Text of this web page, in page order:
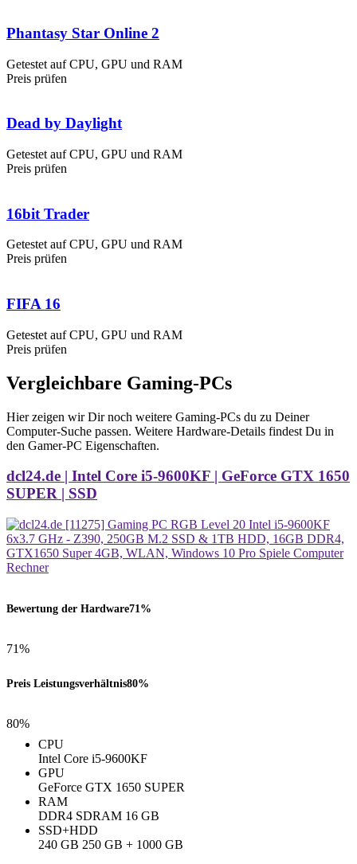
Phantasy Star Online 2
Getestet auf CPU, GPU und RAM
Preis prüfen
Dead by Daylight
Getestet auf CPU, GPU und RAM
Preis prüfen
16bit Trader
Getestet auf CPU, GPU und RAM
Preis prüfen
FIFA 16
Getestet auf CPU, GPU und RAM
Preis prüfen
Vergleichbare Gaming-PCs
Hier zeigen wir Dir noch weitere Gaming-PCs du zu Deiner
Computer-Suche passen. Weitere Hardware-Details findest Du in
den Gamer-PC Eigenschaften.
dcl24.de | Intel Core i5-9600KF | GeForce GTX 1650
SUPER | SSD
Bewertung der Hardware71%
71%
Preis Leistungsverhältnis80%
80%
CPU
Intel Core i5-9600KF
GPU
GeForce GTX 1650 SUPER
RAM
DDR4 SDRAM 16 GB
SSD+HDD
240 GB 250 GB + 1000 GB